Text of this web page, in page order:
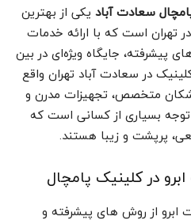
سعادت آباد یکی از بهترین
تهران است که با ارائه خدمات
پیشرفته، جایگاه ویژه‌ای در بین
در سعادت آباد تهران واقع
متخصص، تجهیزات مدرن و
بسیاری از کسانی است که
پرپشت و زیبا هستند.
در کلینیک پامچال
ابرو از روش‌ های پیشرفته و